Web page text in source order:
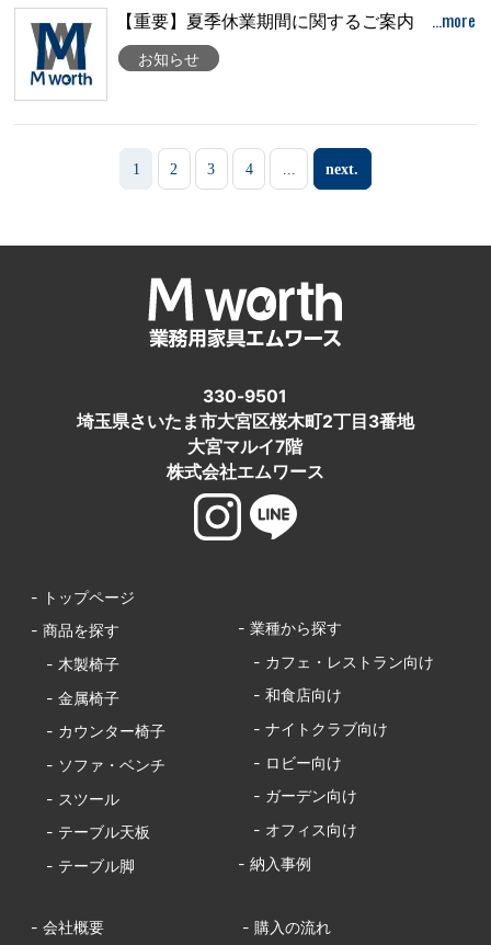
【重要】夏季休業期間に関するご案内 …more
お知らせ
1 2 3 4 ... next.
330-9501
埼玉県さいたま市大宮区桜木町2丁目3番地
大宮マルイ7階
株式会社エムワース
- トップページ
- 商品を探す
- 木製椅子
- 金属椅子
- カウンター椅子
- ソファ・ベンチ
- スツール
- テーブル天板
- テーブル脚
- 業種から探す
- カフェ・レストラン向け
- 和食店向け
- ナイトクラブ向け
- ロビー向け
- ガーデン向け
- オフィス向け
- 納入事例
- 会社概要 - 購入の流れ